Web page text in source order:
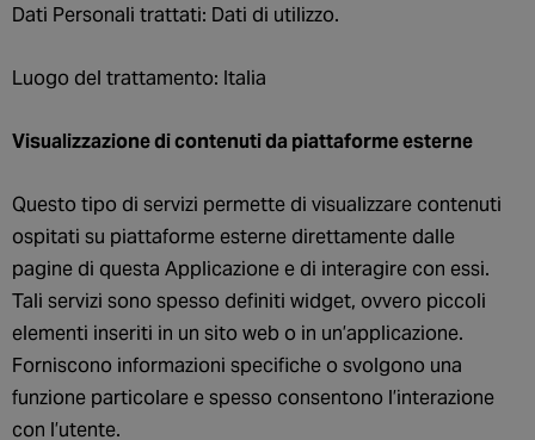
Dati Personali trattati: Dati di utilizzo.
Luogo del trattamento: Italia
Visualizzazione di contenuti da piattaforme esterne
Questo tipo di servizi permette di visualizzare contenuti
ospitati su piattaforme esterne direttamente dalle
pagine di questa Applicazione e di interagire con essi.
Tali servizi sono spesso definiti widget, ovvero piccoli
elementi inseriti in un sito web o in un’applicazione.
Forniscono informazioni specifiche o svolgono una
funzione particolare e spesso consentono l’interazione
con l’utente.